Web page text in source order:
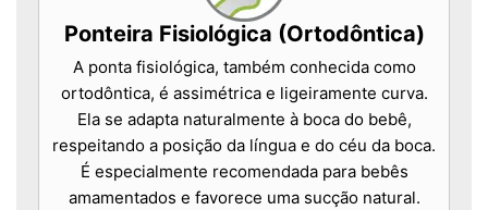
Ponteira Fisiológica (Ortodôntica)
A ponta fisiológica, também conhecida como
ortodôntica, é assimétrica e ligeiramente curva.
Ela se adapta naturalmente à boca do bebê,
respeitando a posição da língua e do céu da boca.
É especialmente recomendada para bebês
amamentados e favorece uma sucção natural.